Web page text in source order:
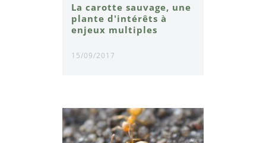
La carotte sauvage, une
plante d'intérêts à
enjeux multiples
15/09/2017